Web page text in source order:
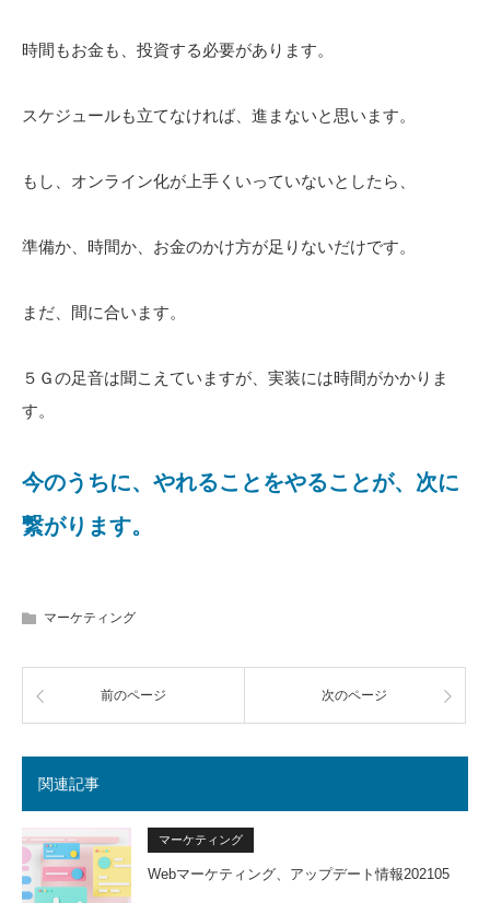
時間もお金も、投資する必要があります。
スケジュールも立てなければ、進まないと思います。
もし、オンライン化が上手くいっていないとしたら、
準備か、時間か、お金のかけ方が足りないだけです。
まだ、間に合います。
５Ｇの足音は聞こえていますが、実装には時間がかかりま
す。
今のうちに、やれることをやることが、次に
繋がります。
マーケティング
前のページ 次のページ
関連記事
マーケティング
Webマーケティング、アップデート情報202105